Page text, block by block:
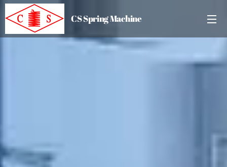
CS Spring Machine